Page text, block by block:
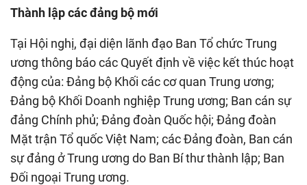
Thành lập các đảng bộ mới
Tại Hội nghị, đại diện lãnh đạo Ban Tổ chức Trung
ương thông báo các Quyết định về việc kết thúc hoạt
động của: Đảng bộ Khối các cơ quan Trung ương;
Đảng bộ Khối Doanh nghiệp Trung ương; Ban cán sự
đảng Chính phủ; Đảng đoàn Quốc hội; Đảng đoàn
Mặt trận Tổ quốc Việt Nam; các Đảng đoàn, Ban cán
sự đảng ở Trung ương do Ban Bí thư thành lập; Ban
Đối ngoại Trung ương.